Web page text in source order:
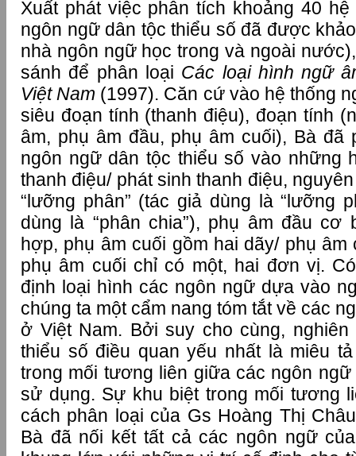
Xuất phát việc phân tích khoảng 40
ngôn ngữ dân tộc thiểu số đã được
nhà ngôn ngữ học trong và ngoài
sánh để phân loại Các loại hình ngữ
Việt Nam (1997). Căn cứ vào hệ thống
siêu đoạn tính (thanh điệu), đoạn tính
âm, phụ âm đầu, phụ âm cuối), Bà đã
ngôn ngữ dân tộc thiểu số vào những
thanh điệu/ phát sinh thanh điệu,
“lưỡng phân” (tác giả dùng là “lưỡng
dùng là “phân chia”), phụ âm đầu cơ
hợp, phụ âm cuối gồm hai dãy/ phụ âm
phụ âm cuối chỉ có một, hai đơn vị.
định loại hình các ngôn ngữ dựa vào
chúng ta một cẩm nang tóm tắt về các
ở Việt Nam. Bởi suy cho cùng,
thiểu số điều quan yếu nhất là miêu
trong mối tương liên giữa các ngôn
sử dụng. Sự khu biệt trong mối tương
cách phân loại của Gs Hoàng Thị
Bà đã nối kết tất cả các ngôn ngữ